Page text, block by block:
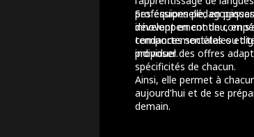
professionnelle, en
développement de
comportementales ou
individuel.
Ainsi, elle permet à
aujourd'hui et de se
demain.
Ses équipes
innovent en continu, en
tendances sociétales et
proposer des offres
spécificités de chacun.